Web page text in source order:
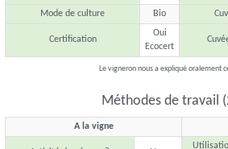
Mode de culture Bio
Certification
Oui
Ecocert
Le vigneron nous a expliqué oralement
Méthodes de travail
A la vigne